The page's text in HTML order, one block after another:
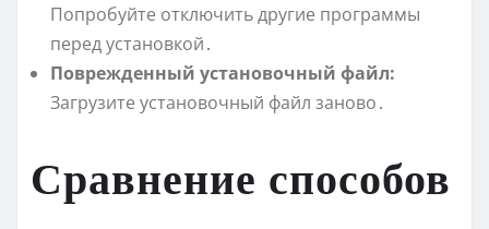
Попробуйте отключить другие программы
перед установкой․
Поврежденный установочный файл:
Загрузите установочный файл заново․
Сравнение способов